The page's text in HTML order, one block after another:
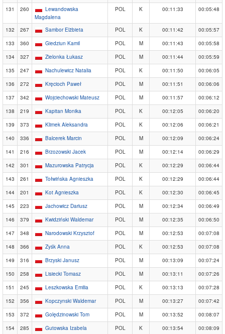
131
260
Lewandowska
Magdalena
POL K 00:11:33 00:05:48
132 267 Sambor Elżbieta POL K 00:11:42
00:05:57
133
360 Giedziun Kamil POL M 00:11:43
00:05:58
134
327 Zielonka Łukasz POL M 00:11:44
00:05:59
135
247 Nachulewicz Natalia POL K 00:11:50
00:06:05
136
272 Kręcioch Paweł POL M 00:11:51
00:06:06
137
342 Wojciechowski Mateusz POL M 00:11:57
00:06:12
138
219 Kapitan Monika POL K 00:12:05
00:06:20
139
373 Klimek Aleksandra POL K 00:12:06
00:06:21
140
336 Balcerek Marcin POL M 00:12:09
00:06:24
141
216 Brzozowski Jacek POL M 00:12:14
00:06:29
142
301 Mazurowska Patrycja POL K 00:12:29
00:06:44
143
261 Tołwińska Agnieszka POL K 00:12:29
00:06:44
144
201 Kot Agnieszka POL K 00:12:30
00:06:45
145
223 Jachowicz Dariusz POL M 00:12:34
00:06:49
146
379 Kwidziński Waldemar POL M 00:12:35
00:06:50
147
348 Narodowski Krzysztof POL M 00:12:53
00:07:08
148
366 Zyśk Anna POL K 00:12:53
00:07:08
149
316 Brzyski Janusz POL M 00:13:09
00:07:24
150
258 Lisiecki Tomasz POL M 00:13:11
00:07:26
151
245 Leszkowska Emilia POL K 00:13:13
00:07:28
152
356 Kopczynski Waldemar POL M 00:13:27
00:07:42
153
372 Golędzinowski Tom POL M 00:13:52
00:08:07
154
285 Gutowska Izabela POL K 00:13:54 00:08:09